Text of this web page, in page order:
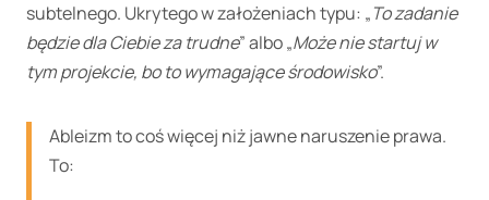
subtelnego. Ukrytego w założeniach typu: „To zadanie
będzie dla Ciebie za trudne” albo „Może nie startuj w
tym projekcie, bo to wymagające środowisko”.
Ableizm to coś więcej niż jawne naruszenie prawa.
To: